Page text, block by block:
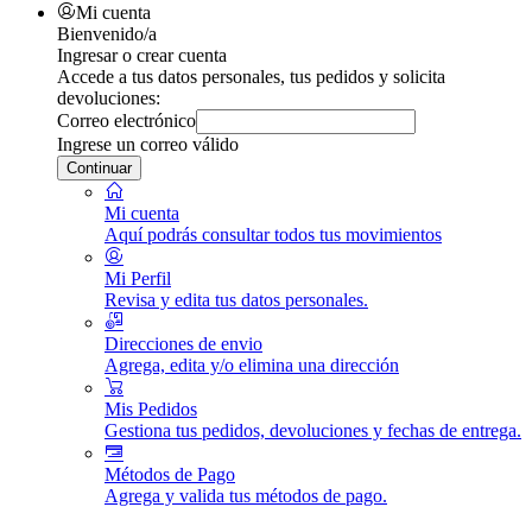
Mi cuenta
Bienvenido/a
Ingresar o crear cuenta
Accede a tus datos personales, tus pedidos y solicita
devoluciones:
Correo electrónico
Ingrese un correo válido
Continuar
Mi cuenta
Aquí podrás consultar todos tus movimientos
Mi Perfil
Revisa y edita tus datos personales.
Direcciones de envio
Agrega, edita y/o elimina una dirección
Mis Pedidos
Gestiona tus pedidos, devoluciones y fechas de entrega.
Métodos de Pago
Agrega y valida tus métodos de pago.